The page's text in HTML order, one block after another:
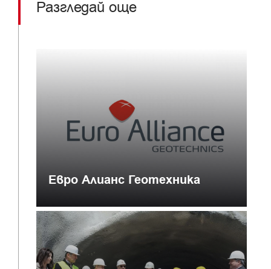
Разгледай още
Евро Алианс Геотехника